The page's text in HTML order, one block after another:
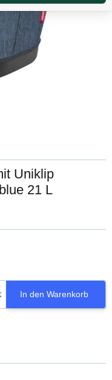
Uniklip
21 L
In den Warenkorb